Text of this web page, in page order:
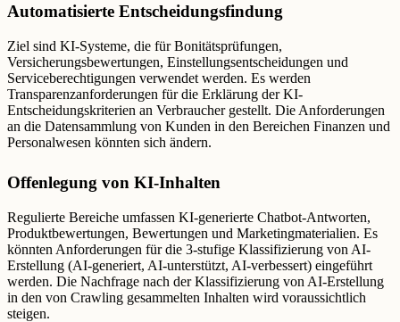
Automatisierte Entscheidungsfindung
Ziel sind KI-Systeme, die für Bonitätsprüfungen,
Versicherungsbewertungen, Einstellungsentscheidungen und
Serviceberechtigungen verwendet werden. Es werden
Transparenzanforderungen für die Erklärung der KI-
Entscheidungskriterien an Verbraucher gestellt. Die Anforderungen
an die Datensammlung von Kunden in den Bereichen Finanzen und
Personalwesen könnten sich ändern.
Offenlegung von KI-Inhalten
Regulierte Bereiche umfassen KI-generierte Chatbot-Antworten,
Produktbewertungen, Bewertungen und Marketingmaterialien. Es
könnten Anforderungen für die 3-stufige Klassifizierung von AI-
Erstellung (AI-generiert, AI-unterstützt, AI-verbessert) eingeführt
werden. Die Nachfrage nach der Klassifizierung von AI-Erstellung
in den von Crawling gesammelten Inhalten wird voraussichtlich
steigen.